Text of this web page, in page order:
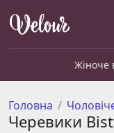
Жіноче
Головна
Черевики